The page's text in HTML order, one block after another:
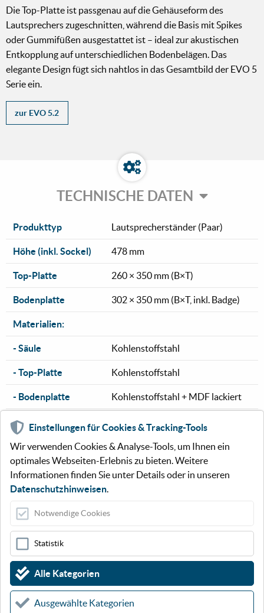
Die Top-Platte ist passgenau auf die Gehäuseform des
Lautsprechers zugeschnitten, während die Basis mit Spikes
oder Gummifüßen ausgestattet ist – ideal zur akustischen
Entkopplung auf unterschiedlichen Bodenbelägen. Das
elegante Design fügt sich nahtlos in das Gesamtbild der EVO 5
Serie ein.
zur EVO 5.2
TECHNISCHE DATEN
Produkttyp Lautsprecherständer (Paar)
Höhe (inkl. Sockel) 478 mm
Top-Platte 260 × 350 mm (B×T)
Bodenplatte 302 × 350 mm (B×T, inkl. Badge)
Materialien:
- Säule Kohlenstoffstahl
- Top-Platte Kohlenstoffstahl
- Bodenplatte Kohlenstoffstahl + MDF lackiert
- Spikes
Schwarz lackiert
Verpackungseinheit 1 Paar
Verpackungsmaße
Zubehör
Einstellungen für Cookies & Tracking-Tools
Wir verwenden Cookies & Analyse-Tools, um Ihnen ein
optimales Webseiten-Erlebnis zu bieten. Weitere
Informationen finden Sie unter Details oder in unseren
Datenschutzhinweisen.
Notwendige Cookies
Statistik
Alle Kategorien
Ausgewählte Kategorien